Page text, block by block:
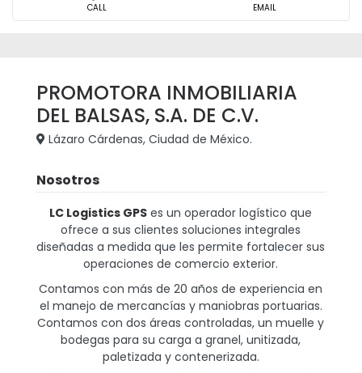
CALL EMAIL
PROMOTORA INMOBILIARIA
DEL BALSAS, S.A. DE C.V.
Lázaro Cárdenas, Ciudad de México.
Nosotros
LC Logistics GPS es un operador logístico que
ofrece a sus clientes soluciones integrales
diseñadas a medida que les permite fortalecer sus
operaciones de comercio exterior.
Contamos con más de 20 años de experiencia en
el manejo de mercancías y maniobras portuarias.
Contamos con dos áreas controladas, un muelle y
bodegas para su carga a granel, unitizada,
paletizada y contenerizada.